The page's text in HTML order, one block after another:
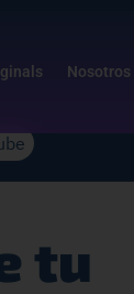
Nosotros
tu